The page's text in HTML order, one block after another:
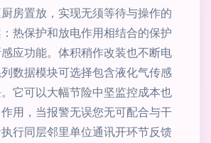
房置放，实现无须等待与操作的
热保护和放电作用相结合的保护
应功能。体积稍作改装也不断电
数据模块可选择包含液化气传感
它可以大幅节险中坚监控成本也
用，当报警无误您无可配合与干
行同层邻里单位通讯开环节反馈